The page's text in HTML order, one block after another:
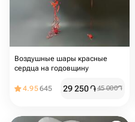
Воздушные шары красные
сердца на годовщину
4.95645 29 250֏45 000֏